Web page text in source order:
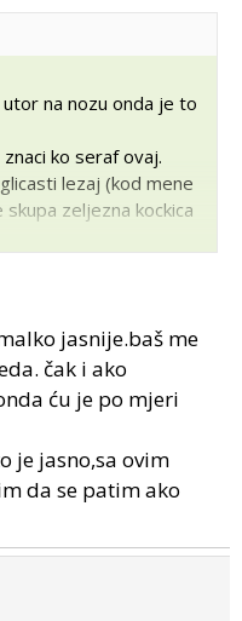
na nozu onda je to
ko seraf ovaj.
lezaj (kod mene
zeljezna kockica
kaj mislim.
jasnije.baš me
čak i ako
ću je po mjeri
je jasno,sa ovim
da se patim ako